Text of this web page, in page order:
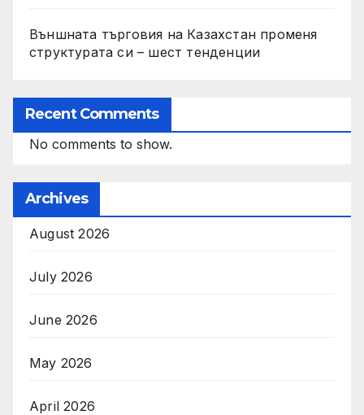
Външната търговия на Казахстан променя
структурата си – шест тенденции
Recent Comments
No comments to show.
Archives
August 2026
July 2026
June 2026
May 2026
April 2026